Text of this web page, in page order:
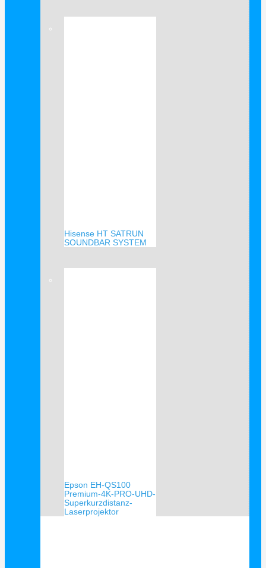
Hisense HT SATRUN
SOUNDBAR SYSTEM
Epson EH-QS100
Premium-4K-PRO-UHD-
Superkurzdistanz-
Laserprojektor